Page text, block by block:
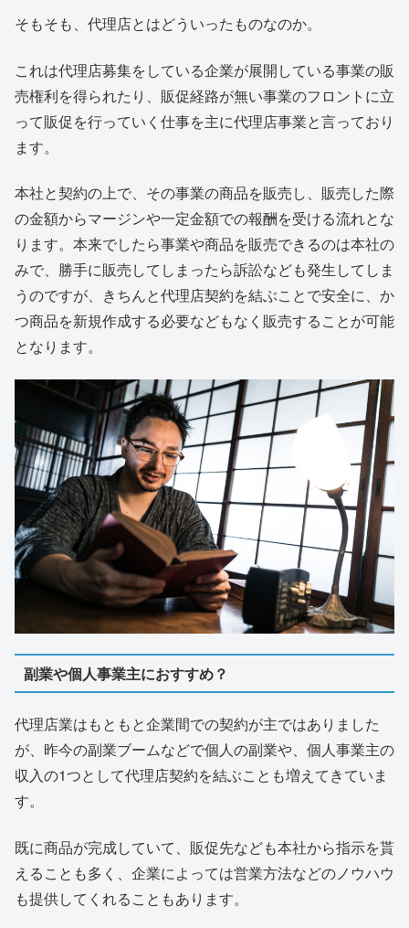
そもそも、代理店とはどういったものなのか。
これは代理店募集をしている企業が展開している事業の販
売権利を得られたり、販促経路が無い事業のフロントに立
って販促を行っていく仕事を主に代理店事業と言っており
ます。
本社と契約の上で、その事業の商品を販売し、販売した際
の金額からマージンや一定金額での報酬を受ける流れとな
ります。本来でしたら事業や商品を販売できるのは本社の
みで、勝手に販売してしまったら訴訟なども発生してしま
うのですが、きちんと代理店契約を結ぶことで安全に、か
つ商品を新規作成する必要などもなく販売することが可能
となります。
副業や個人事業主におすすめ？
代理店業はもともと企業間での契約が主ではありました
が、昨今の副業ブームなどで個人の副業や、個人事業主の
収入の1つとして代理店契約を結ぶことも増えてきていま
す。
既に商品が完成していて、販促先なども本社から指示を貰
えることも多く、企業によっては営業方法などのノウハウ
も提供してくれることもあります。